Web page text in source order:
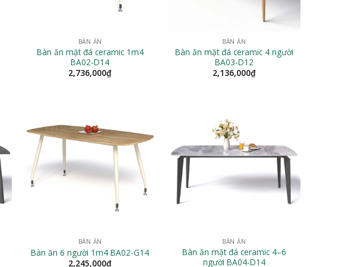
BÀN ĂN
Bàn ăn mặt đá ceramic 1m4
BA02-D14
2,736,000₫
BÀN ĂN
Bàn ăn mặt đá ceramic 4 người
BA03-D12
2,136,000₫
BÀN ĂN
Bàn ăn 6 người 1m4 BA02-G14
2,245,000₫
BÀN ĂN
Bàn ăn mặt đá ceramic 4–6
người BA04-D14